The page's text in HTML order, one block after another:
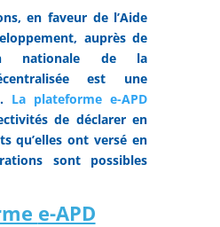
en faveur de l’Aide
auprès de
nationale de la
est une
La plateforme e-APD
de déclarer en
qu’elles ont versé en
sont possibles
e-APD